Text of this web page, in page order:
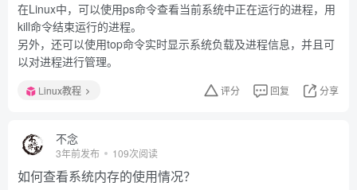
在Linux中，可以使用ps命令查看当前系统中正在运行的进程，用
kill命令结束运行的进程。
另外，还可以使用top命令实时显示系统负载及进程信息，并且可
以对进程进行管理。
Linux教程 评分 回复 分享
不念
3年前发布 109次阅读
如何查看系统内存的使用情况？